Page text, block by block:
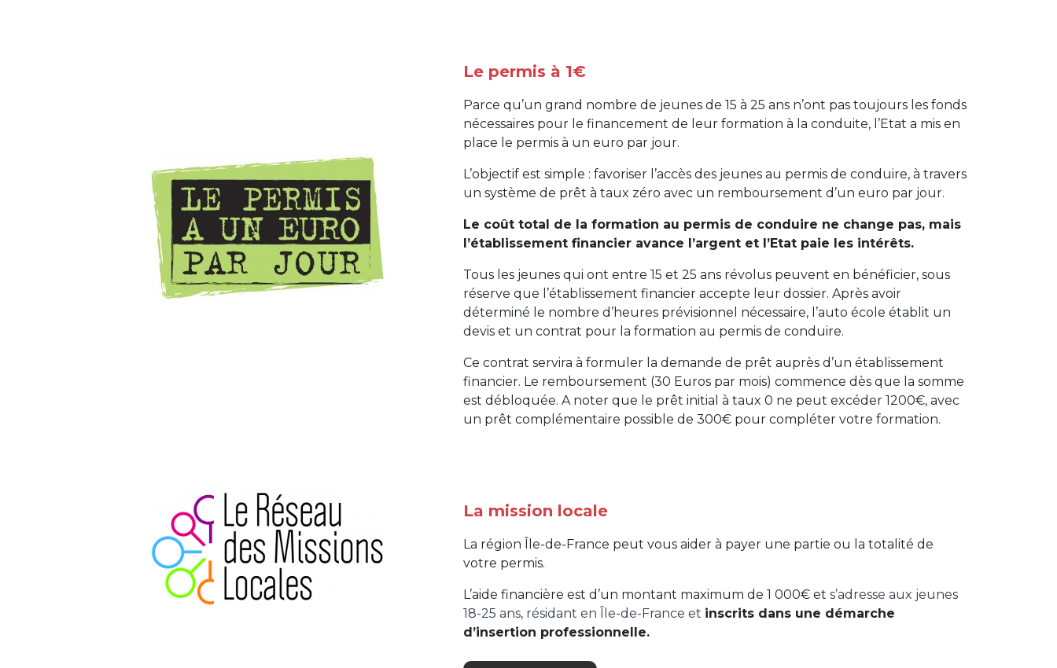
Le permis à 1€
Parce qu’un grand nombre de jeunes de 15 à 25 ans n’ont pas toujours les fonds
nécessaires pour le financement de leur formation à la conduite, l’Etat a mis en
place le permis à un euro par jour.
L’objectif est simple : favoriser l’accès des jeunes au permis de conduire, à travers
un système de prêt à taux zéro avec un remboursement d’un euro par jour.
Le coût total de la formation au permis de conduire ne change pas, mais
l’établissement financier avance l’argent et l’Etat paie les intérêts.
Tous les jeunes qui ont entre 15 et 25 ans révolus peuvent en bénéficier, sous
réserve que l’établissement financier accepte leur dossier. Après avoir
déterminé le nombre d’heures prévisionnel nécessaire, l’auto école établit un
devis et un contrat pour la formation au permis de conduire.
Ce contrat servira à formuler la demande de prêt auprès d’un établissement
financier. Le remboursement (30 Euros par mois) commence dès que la somme
est débloquée. A noter que le prêt initial à taux 0 ne peut excéder 1200€, avec
un prêt complémentaire possible de 300€ pour compléter votre formation.
La mission locale
La région Île-de-France peut vous aider à payer une partie ou la totalité de
votre permis.
L’aide financière est d’un montant maximum de 1 000€ et s’adresse aux jeunes
18-25 ans, résidant en Île-de-France et inscrits dans une démarche
d’insertion professionnelle.